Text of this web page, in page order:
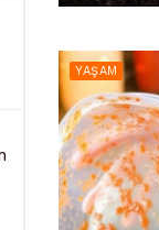
YAŞAM